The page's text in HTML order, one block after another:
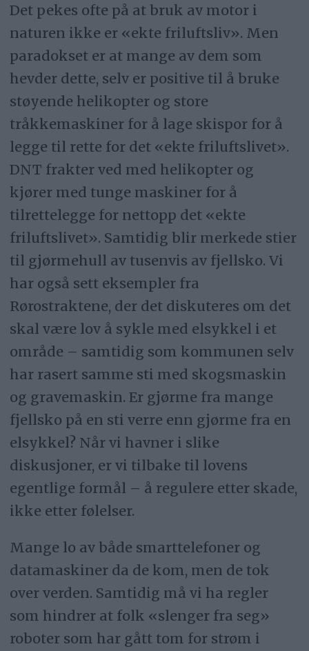
Det pekes ofte på at bruk av motor i
naturen ikke er «ekte friluftsliv». Men
paradokset er at mange av dem som
hevder dette, selv er positive til å bruke
støyende helikopter og store
tråkkemaskiner for å lage skispor for å
legge til rette for det «ekte friluftslivet».
DNT frakter ved med helikopter og
kjører med tunge maskiner for å
tilrettelegge for nettopp det «ekte
friluftslivet». Samtidig blir merkede stier
til gjørmehull av tusenvis av fjellsko. Vi
har også sett eksempler fra
Rørostraktene, der det diskuteres om det
skal være lov å sykle med elsykkel i et
område – samtidig som kommunen selv
har rasert samme sti med skogsmaskin
og gravemaskin. Er gjørme fra mange
fjellsko på en sti verre enn gjørme fra en
elsykkel? Når vi havner i slike
diskusjoner, er vi tilbake til lovens
egentlige formål – å regulere etter skade,
ikke etter følelser.
Mange lo av både smarttelefoner og
datamaskiner da de kom, men de tok
over verden. Samtidig må vi ha regler
som hindrer at folk «slenger fra seg»
roboter som har gått tom for strøm i